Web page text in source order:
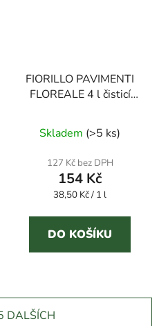
FIORILLO PAVIMENTI
FLOREALE 4 l čisticí
hodnocení
produktu
je
3,6
z
5
hvězdiček.
Skladem (>5 ks)
127 Kč bez DPH
154 Kč
Měrná
38,50 Kč / 1 l
DO KOŠÍKU
DALŠÍCH